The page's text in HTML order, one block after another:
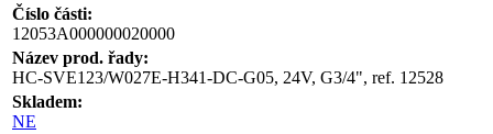
Číslo části:
12053A000000020000
Název prod. řady:
HC-SVE123/W027E-H341-DC-G05, 24V, G3/4", ref. 12528
Skladem:
NE